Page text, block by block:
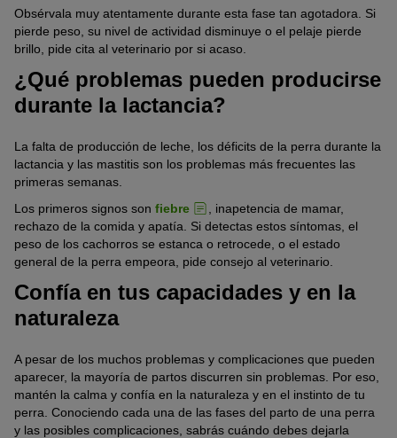
Obsérvala muy atentamente durante esta fase tan agotadora. Si
pierde peso, su nivel de actividad disminuye o el pelaje pierde
brillo, pide cita al veterinario por si acaso.
¿Qué problemas pueden producirse
durante la lactancia?
La falta de producción de leche, los déficits de la perra durante la
lactancia y las mastitis son los problemas más frecuentes las
primeras semanas.
Los primeros signos son fiebre
, inapetencia de mamar,
rechazo de la comida y apatía. Si detectas estos síntomas, el
peso de los cachorros se estanca o retrocede, o el estado
general de la perra empeora, pide consejo al veterinario.
Confía en tus capacidades y en la
naturaleza
A pesar de los muchos problemas y complicaciones que pueden
aparecer, la mayoría de partos discurren sin problemas. Por eso,
mantén la calma y confía en la naturaleza y en el instinto de tu
perra. Conociendo cada una de las fases del parto de una perra
y las posibles complicaciones, sabrás cuándo debes dejarla